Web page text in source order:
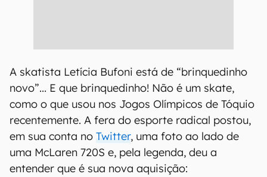
A skatista Letícia Bufoni está de “brinquedinho
novo”... E que brinquedinho! Não é um skate,
como o que usou nos Jogos Olímpicos de Tóquio
recentemente. A fera do esporte radical postou,
em sua conta no Twitter, uma foto ao lado de
uma McLaren 720S e, pela legenda, deu a
entender que é sua nova aquisição: